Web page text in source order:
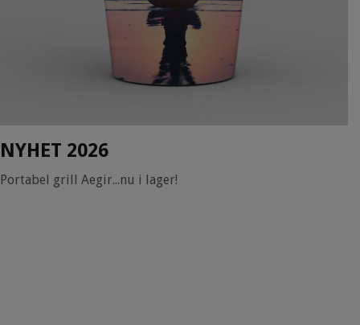
NYHET 2026
Portabel grill Aegir...nu i lager!